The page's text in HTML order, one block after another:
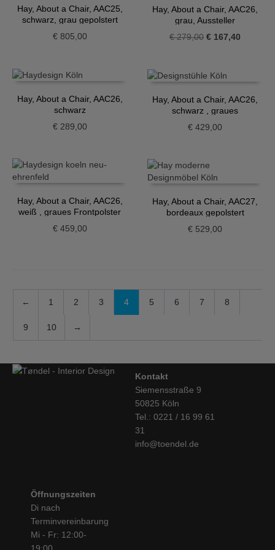
Hay, About a Chair, AAC25,
schwarz, grau gepolstert
€805,00
Hay, About a Chair, AAC26,
grau, Aussteller
€279,00 Ursprünglicher
€ 279,00
€ 167,40
Hay, About a Chair, AAC26,
schwarz
€289,00
Hay, About a Chair, AAC26,
schwarz , graues
Frontpolster
€ 429,00
Hay, About a Chair, AAC26,
weiß , graues Frontpolster
€459,00
Hay, About a Chair, AAC27,
bordeaux gepolstert
€ 529,00
← 1 2 3 4 5 6 7 8
9 10 →
Kontakt
Siemensstraße 9
50825 Köln
Tel.: 0221 / 16 99 61
31
info@toendel.de
Öffnungszeiten
Di nach
Terminvereinbarung
Mi - Fr: 12:00-